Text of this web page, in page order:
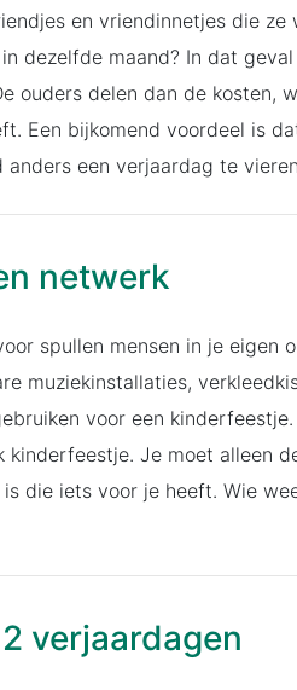
en vriendinnetjes die
dezelfde maand? In dat
ouders delen dan de kosten,
Een bijkomend voordeel is
een verjaardag te
netwerk
spullen mensen in je eigen
muziekinstallaties,
voor een
Je moet alleen
die iets voor je heeft. Wie
verjaardagen